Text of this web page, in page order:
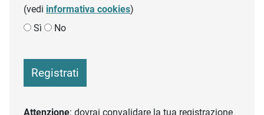
(vedi informativa cookies)
Sì
No
Registrati
Attenzione: dovrai convalidare la tua registrazione